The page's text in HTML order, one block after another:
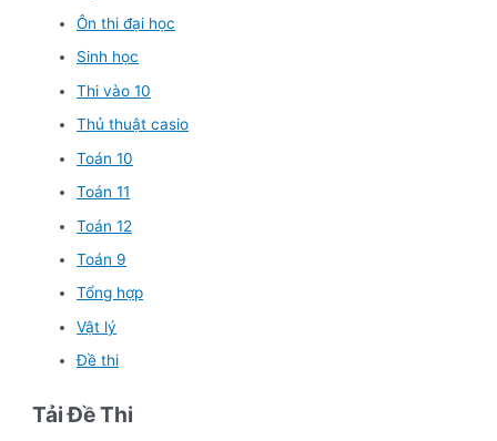
Ôn thi đại học
Sinh học
Thi vào 10
Thủ thuật casio
Toán 10
Toán 11
Toán 12
Toán 9
Tổng hợp
Vật lý
Đề thi
Tải Đề Thi